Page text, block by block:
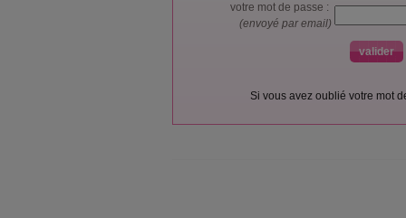
votre mot de passe :
(envoyé par email)
Si vous avez oublié votre mot